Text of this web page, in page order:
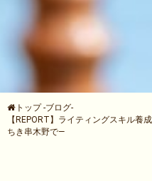
トップ -ブログ-
【REPORT】ライティングスキル養
ちき串木野で—